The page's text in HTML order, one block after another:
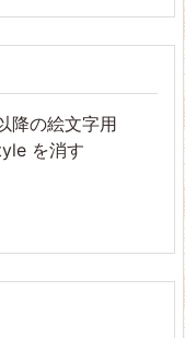
降の絵文字用
を消す